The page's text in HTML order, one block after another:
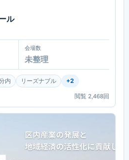
ル
会場数
未整理
内 リーズナブル +2
閲覧 2,468回